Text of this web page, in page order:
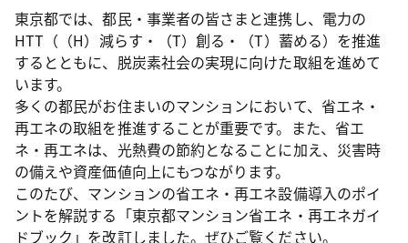
東京都では、都民・事業者の皆さまと連携し、電力の
HTT（（H）減らす・（T）創る・（T）蓄める）を推進
するとともに、脱炭素社会の実現に向けた取組を進めて
います。
多くの都民がお住まいのマンションにおいて、省エネ・
再エネの取組を推進することが重要です。また、省エ
ネ・再エネは、光熱費の節約となることに加え、災害時
の備えや資産価値向上にもつながります。
このたび、マンションの省エネ・再エネ設備導入のポイ
ントを解説する「東京都マンション省エネ・再エネガイ
ドブック」を改訂しました。ぜひご覧ください。